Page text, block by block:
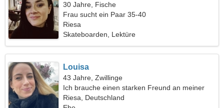
30 Jahre, Fische
Frau sucht ein Paar 35-40
Riesa
Skateboarden, Lektüre
Louisa
43 Jahre, Zwillinge
Ich brauche einen starken Freund an meiner
Seite
Riesa, Deutschland